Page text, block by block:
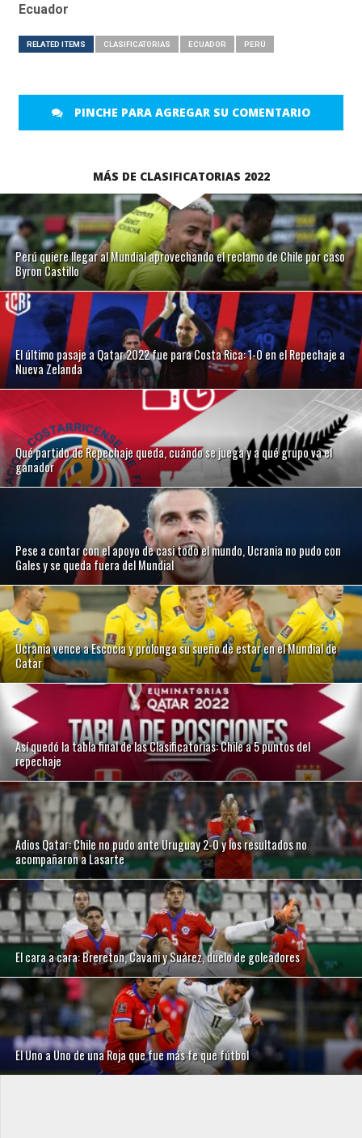
Ecuador
RELATED ITEMS CLASIFICATORIAS ECUADOR PERÚ
PINCHE PARA AGREGAR SU COMENTARIO
MÁS DE CLASIFICATORIAS 2022
Perú quiere llegar al Mundial aprovechando el reclamo de Chile por caso
Byron Castillo
El último pasaje a Qatar 2022 fue para Costa Rica: 1-0 en el Repechaje a
Nueva Zelanda
Qué partido de Repechaje queda, cuándo se juega y a qué grupo va el
ganador
Pese a contar con el apoyo de casi todo el mundo, Ucrania no pudo con
Gales y se queda fuera del Mundial
Ucrania vence a Escocia y prolonga su sueño de estar en el Mundial de
Catar
Así quedó la tabla final de las Clasificatorias: Chile a 5 puntos del
repechaje
Adios Qatar: Chile no pudo ante Uruguay 2-0 y los resultados no
acompañaron a Lasarte
El cara a cara: Brereton, Cavani y Suárez, duelo de goleadores
El Uno a Uno de una Roja que fue más fe que fútbol